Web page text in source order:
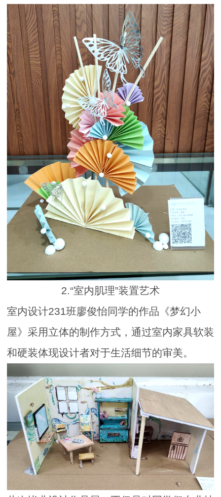
2.“室内肌理”装置艺术
室内设计231班廖俊怡同学的作品《梦幻小
屋》采用立体的制作方式，通过室内家具软装
和硬装体现设计者对于生活细节的审美。